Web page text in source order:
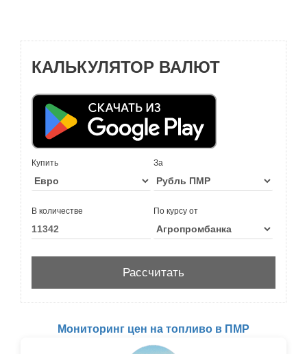
КАЛЬКУЛЯТОР ВАЛЮТ
Купить За
В количестве По курсу от
Мониторинг цен на топливо в ПМР